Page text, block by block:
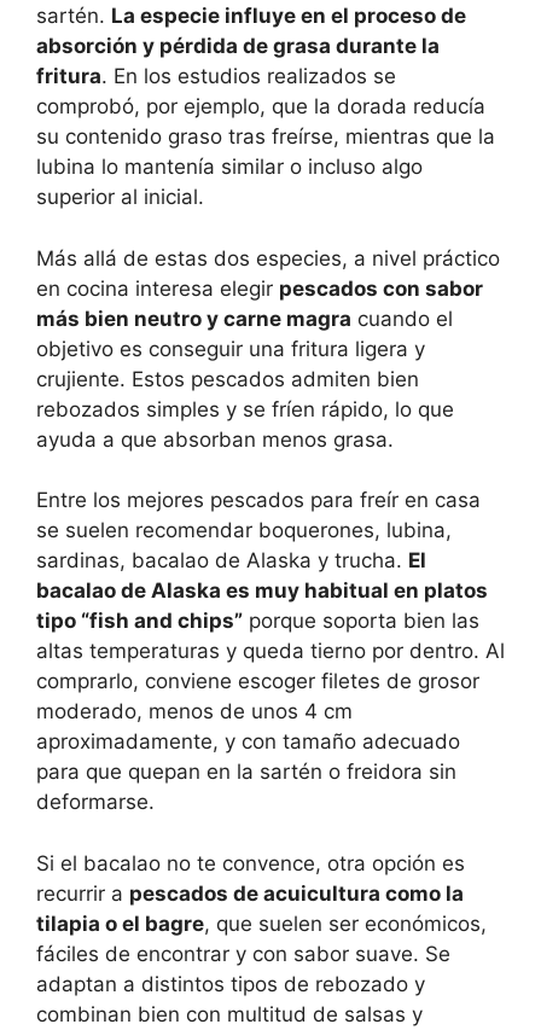
sartén. La especie influye en el proceso de
absorción y pérdida de grasa durante la
fritura. En los estudios realizados se
comprobó, por ejemplo, que la dorada reducía
su contenido graso tras freírse, mientras que la
lubina lo mantenía similar o incluso algo
superior al inicial.
Más allá de estas dos especies, a nivel práctico
en cocina interesa elegir pescados con sabor
más bien neutro y carne magra cuando el
objetivo es conseguir una fritura ligera y
crujiente. Estos pescados admiten bien
rebozados simples y se fríen rápido, lo que
ayuda a que absorban menos grasa.
Entre los mejores pescados para freír en casa
se suelen recomendar boquerones, lubina,
sardinas, bacalao de Alaska y trucha. El
bacalao de Alaska es muy habitual en platos
tipo “fish and chips” porque soporta bien las
altas temperaturas y queda tierno por dentro. Al
comprarlo, conviene escoger filetes de grosor
moderado, menos de unos 4 cm
aproximadamente, y con tamaño adecuado
para que quepan en la sartén o freidora sin
deformarse.
Si el bacalao no te convence, otra opción es
recurrir a pescados de acuicultura como la
tilapia o el bagre, que suelen ser económicos,
fáciles de encontrar y con sabor suave. Se
adaptan a distintos tipos de rebozado y
combinan bien con multitud de salsas y